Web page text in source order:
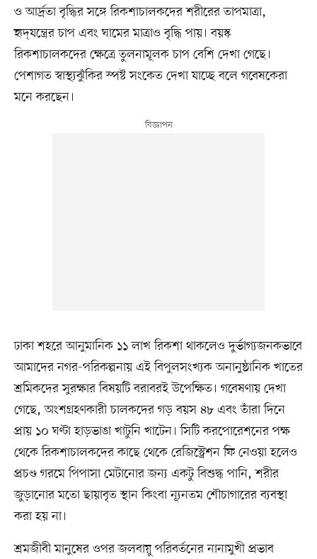
ও আর্দ্রতা বৃদ্ধির সঙ্গে রিকশাচালকদের শরীরের তাপমাত্রা,
হৃদ্‌যন্ত্রের চাপ এবং ঘামের মাত্রাও বৃদ্ধি পায়। বয়স্ক
রিকশাচালকদের ক্ষেত্রে তুলনামূলক চাপ বেশি দেখা গেছে।
পেশাগত স্বাস্থ্যঝুঁকির স্পষ্ট সংকেত দেখা যাচ্ছে বলে গবেষকেরা
মনে করছেন।
ঢাকা শহরে আনুমানিক ১১ লাখ রিকশা থাকলেও দুর্ভাগ্যজনকভাবে
আমাদের নগর-পরিকল্পনায় এই বিপুলসংখ্যক অনানুষ্ঠানিক খাতের
শ্রমিকদের সুরক্ষার বিষয়টি বরাবরই উপেক্ষিত। গবেষণায় দেখা
গেছে, অংশগ্রহণকারী চালকদের গড় বয়স ৪৮ এবং তাঁরা দিনে
প্রায় ১০ ঘণ্টা হাড়ভাঙা খাটুনি খাটেন। সিটি করপোরেশনের পক্ষ
থেকে রিকশাচালকদের কাছে থেকে রেজিস্ট্রেশন ফি নেওয়া হলেও
প্রচণ্ড গরমে পিপাসা মেটানোর জন্য একটু বিশুদ্ধ পানি, শরীর
জুড়ানোর মতো ছায়াবৃত স্থান কিংবা ন্যূনতম শৌচাগারের ব্যবস্থা
করা হয় না।
শ্রমজীবী মানুষের ওপর জলবায়ু পরিবর্তনের নানামুখী প্রভাব